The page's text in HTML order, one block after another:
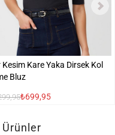
Kesim Kare Yaka Dirsek Kol
Bluz
₺699,95
Ürünler